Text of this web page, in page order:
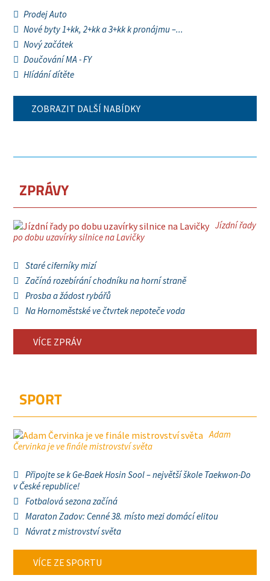
Prodej Auto
Nové byty 1+kk, 2+kk a 3+kk k pronájmu –...
Nový začátek
Doučování MA - FY
Hlídání dítěte
ZOBRAZIT DALŠÍ NABÍDKY
ZPRÁVY
Jízdní řady
po dobu uzavírky silnice na Lavičky
Staré ciferníky mizí
Začíná rozebírání chodníku na horní straně
Prosba a žádost rybářů
Na Hornoměstské ve čtvrtek nepoteče voda
VÍCE ZPRÁV
SPORT
Adam
Červinka je ve finále mistrovství světa
Připojte se k Ge-Baek Hosin Sool – největší škole Taekwon-Do
v České republice!
Fotbalová sezona začíná
Maraton Zadov: Cenné 38. místo mezi domácí elitou
Návrat z mistrovství světa
VÍCE ZE SPORTU